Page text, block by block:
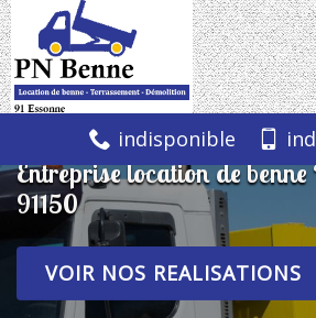
indisponible
Entreprise location de
91150
VOIR NOS REALISATIONS